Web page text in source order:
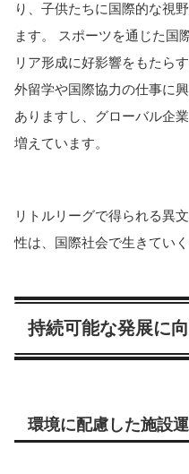
り、子供たちに国際的な視
ます。 スポーツを通じた国
リア形成に好影響をもたら
外留学や国際協力の仕事に
ありますし、グローバル企
増えています。
リトルリーグで得られる異
性は、国際社会で生きてい
持続可能な発展に
環境に配慮した施設